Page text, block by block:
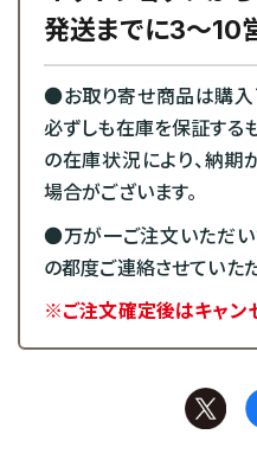
発送までに3～10
●お取り寄せ商品は購入
必ずしも在庫を保証する
の在庫状況により、納期
場合がございます。
●万が一ご注文いただ
の都度ご連絡させていただ
※ご注文確定後はキャン